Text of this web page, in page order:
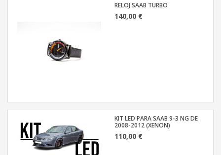
RELOJ SAAB TURBO
140,00 €
KIT LED PARA SAAB 9-3 NG DE
2008-2012 (XENON)
110,00 €